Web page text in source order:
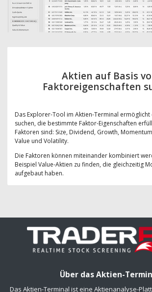
Aktien auf Basis
Faktoreigenschaften
Das Explorer-Tool im Aktien-Terminal ermöglicht
suchen, die bestimmte Faktor-Eigenschaften
Faktoren sind: Size, Dividend, Growth,
Value und Volatility.
Die Faktoren können miteinander kombiniert
Beispiel Value-Aktien zu finden, die gleichzeitig
aufgebaut haben.
Über das Aktien-
Das Aktien-Terminal ist eine Aktienanalyse-